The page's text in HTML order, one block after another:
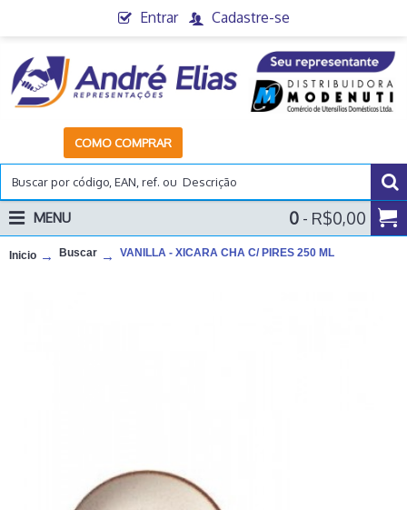
Entrar Cadastre-se
COMO COMPRAR
0 - R$0,00
MENU
Inicio Buscar VANILLA - XICARA CHA C/ PIRES 250 ML